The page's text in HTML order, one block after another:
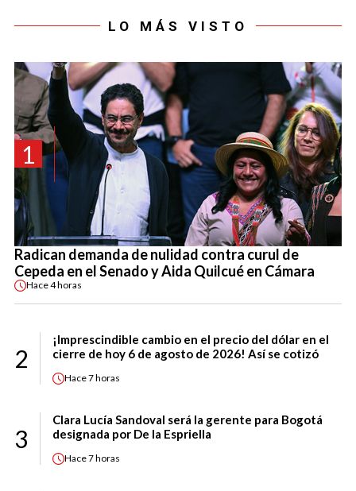
LO MÁS VISTO
1
Radican demanda de nulidad contra curul de
Cepeda en el Senado y Aida Quilcué en Cámara
Hace4 horas
2
¡Imprescindible cambio en el precio del dólar en el
cierre de hoy 6 de agosto de 2026! Así se cotizó
Hace7 horas
3
Clara Lucía Sandoval será la gerente para Bogotá
designada por De la Espriella
Hace7 horas